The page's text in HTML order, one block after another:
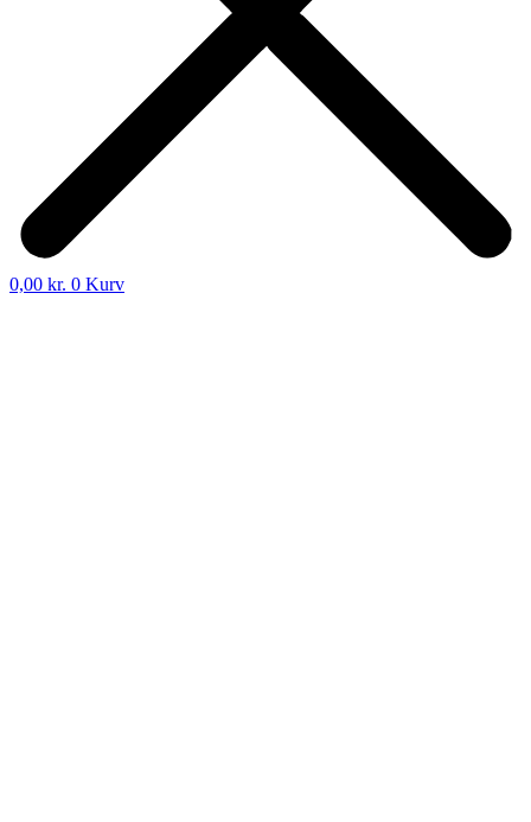
0,00 kr. 0 Kurv